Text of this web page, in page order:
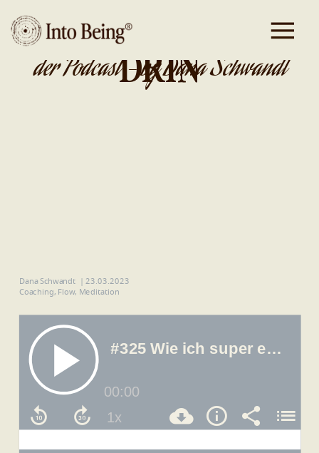
DA IST GOLD
DRIN
der Podcast - by Dana Schwandt
Dana Schwandt
23.03.2023
Coaching, Flow, Meditation